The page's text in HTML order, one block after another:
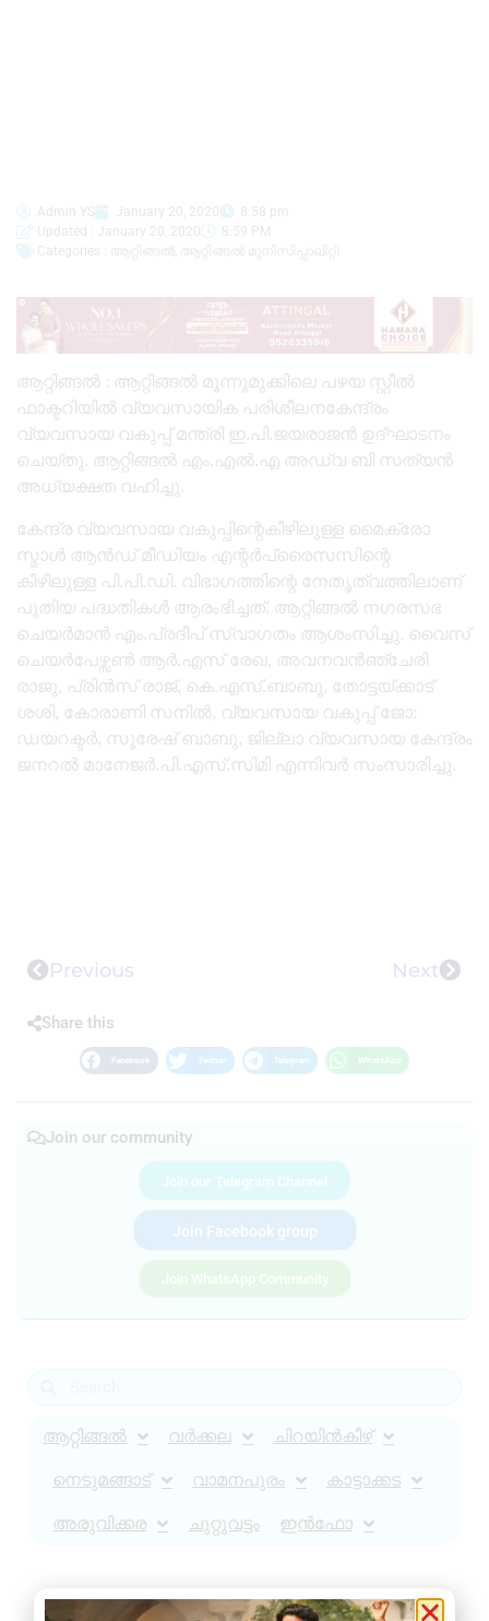
Admin YS January 20, 2020
8:58 pm
Updated : January 20, 2020
8:59 PM
Categories :
ആറ്റിങ്ങൽ ആറ്റിങ്ങൽ മുനിസിപ്പാലിറ്റി
ആറ്റിങ്ങൽ : ആറ്റിങ്ങൽ മൂന്നുമുക്കിലെ പഴയ സ്റ്റീൽ
ഫാക്ടറിയിൽ വ്യവസായിക പരിശീലനകേന്ദ്രം
വ്യവസായ വകുപ്പ് മന്ത്രി ഇ.പി.ജയരാജൻ ഉദ്ഘാടനം
ചെയ്തു. ആറ്റിങ്ങൽ എം.എൽ.എ അഡ്വ ബി സത്യൻ
അധ്യക്ഷത വഹിച്ചു.
കേന്ദ്ര വ്യവസായ വകുപ്പിന്റെകീഴിലുള്ള മൈക്രോ
സ്മാൾ ആൻഡ് മീഡിയം എന്റർപ്രൈസസിന്റെ
കീഴിലുള്ള പി.പി.ഡി. വിഭാഗത്തിന്റെ നേതൃത്വത്തിലാണ്
പുതിയ പദ്ധതികൾ ആരംഭിച്ചത്. ആറ്റിങ്ങൽ നഗരസഭ
ചെയർമാൻ എം.പ്രദീപ്‌ സ്വാഗതം ആശംസിച്ചു. വൈസ്
ചെയർപേഴ്സൺ ആർ.എസ് രേഖ, അവനവൻഞ്ചേരി
രാജു, പ്രിൻസ് രാജ്, കെ.എസ്.ബാബൂ, തോട്ടയ്ക്കാട്
ശശി, കോരാണി സനിൽ, വ്യവസായ വകുപ്പ് ജോ:
ഡയറക്ടർ, സൂരേഷ് ബാബു, ജില്ലാ വ്യവസായ കേന്ദ്രം
ജനറൽ മാനേജർ.പി.എസ്.സിമി എന്നിവർ സംസാരിച്ചു.
Previous Next
Share this
Facebook Twitter Telegram WhatsApp
Join our community
Join our Telegram Channel
Join Facebook group
Join WhatsApp Community
ആറ്റിങ്ങൽ വർക്കല ചിറയിൻകീഴ്
നെടുമങ്ങാട് വാമനപുരം കാട്ടാക്കട
അരുവിക്കര ചുറ്റുവട്ടം ഇൻഫോ